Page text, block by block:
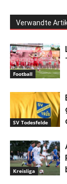
Verwandte
Football
SV Todesfelde
Kreisliga